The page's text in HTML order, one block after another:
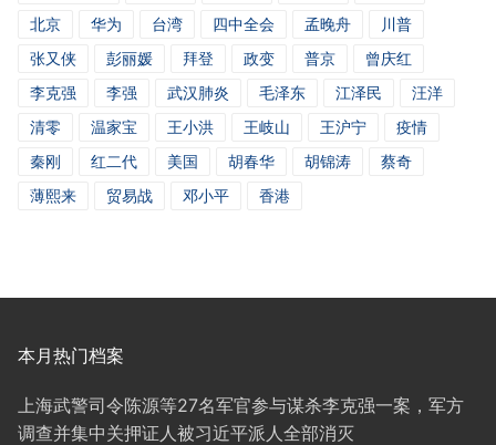
北京
华为 台湾 四中全会 孟晚舟
川普
张又侠
彭丽媛 拜登 政变 普京
曾庆红
李克强
李强 武汉肺炎 毛泽东 江泽民
汪洋
清零
温家宝 王小洪 王岐山 王沪宁
疫情
秦刚
红二代 美国 胡春华 胡锦涛
蔡奇
薄熙来
贸易战 邓小平 香港
本月热门档案
上海武警司令陈源等27名军官参与谋杀李克强一案，军方
调查并集中关押证人被习近平派人全部消灭